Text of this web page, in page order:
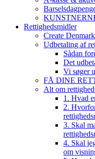
Rettighedsmidler
Create Denmark
Udbetaling af
Sådan
Det
Vi søger
FÅ DINE
Alt om
1. Hvad
2.
3. Skal
4. Skal
om